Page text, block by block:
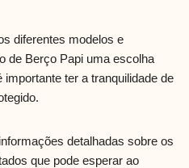
diferentes modelos e
de Berço Papi uma escolha
ter a tranquilidade de
detalhadas sobre os
que pode esperar ao